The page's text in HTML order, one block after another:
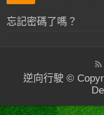
忘記密碼了嗎？
逆向行駛 ©